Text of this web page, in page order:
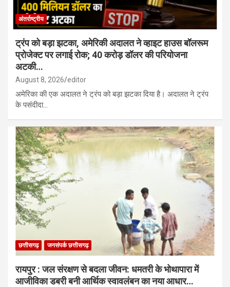
अंतर्राष्ट्रीय
ट्रंप को बड़ा झटका, अमेरिकी अदालत ने व्हाइट हाउस बॉलरूम
प्रोजेक्ट पर लगाई रोक; 40 करोड़ डॉलर की परियोजना
अटकी…
August 8, 2026 editor
अमेरिका की एक अदालत ने ट्रंप को बड़ा झटका दिया है। अदालत ने ट्रंप
के पसंदीदा…
छत्तीसगढ़ जनसंपर्क छत्तीसगढ़
रायपुर : जल संरक्षण से बदला जीवन: धमतरी के भोथापारा में
आजीविका डबरी बनी आर्थिक स्वावलंबन का नया आधार…